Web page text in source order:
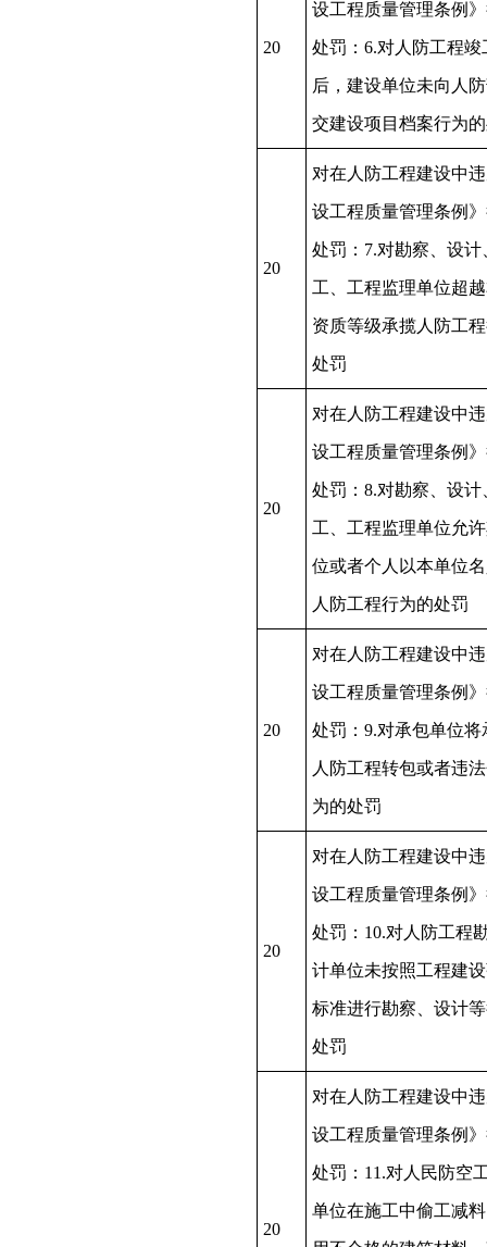
20
设工程质量管理条例
处罚：6.对人防工程竣
后，建设单位未向人
交建设项目档案行为
20
对在人防工程建设中
设工程质量管理条例
处罚：7.对勘察、设计
工、工程监理单位超
资质等级承揽人防工
处罚
20
对在人防工程建设中
设工程质量管理条例
处罚：8.对勘察、设计
工、工程监理单位允
位或者个人以本单位
人防工程行为的处罚
20
对在人防工程建设中
设工程质量管理条例
处罚：9.对承包单位将
人防工程转包或者违
为的处罚
20
对在人防工程建设中
设工程质量管理条例
处罚：10.对人防工程
计单位未按照工程建
标准进行勘察、设计
处罚
20
对在人防工程建设中
设工程质量管理条例
处罚：11.对人民防空
单位在施工中偷工减